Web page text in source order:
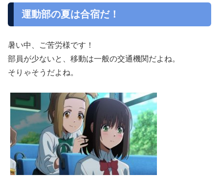
運動部の夏は合宿だ！
暑い中、ご苦労様です！
部員が少ないと、移動は一般の交通機関だよね。
そりゃそうだよね。